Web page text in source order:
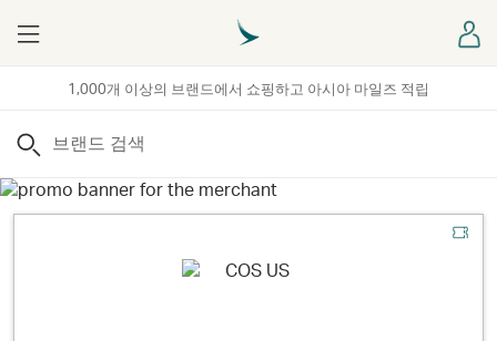
1,000개 이상의 브랜드에서 쇼핑하고 아시아 마일즈 적립
Menu
검색